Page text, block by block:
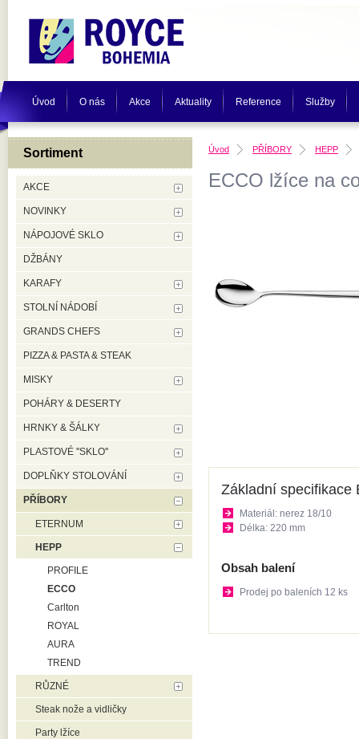
Úvod O nás Akce Aktuality Reference Služby
Úvod PŘÍBORY HEPP
ECCO lžíce na
Základní specifikace
Materiál: nerez 18/10
Délka: 220 mm
Obsah balení
Prodej po baleních 12 ks
Sortiment
AKCE
NOVINKY
NÁPOJOVÉ SKLO
DŽBÁNY
KARAFY
STOLNÍ NÁDOBÍ
GRANDS CHEFS
PIZZA & PASTA & STEAK
MISKY
POHÁRY & DESERTY
HRNKY & ŠÁLKY
PLASTOVÉ ''SKLO''
DOPLŇKY STOLOVÁNÍ
PŘÍBORY
ETERNUM
HEPP
PROFILE
ECCO
Carlton
ROYAL
AURA
TREND
RŮZNÉ
Steak nože a vidličky
Party lžíce